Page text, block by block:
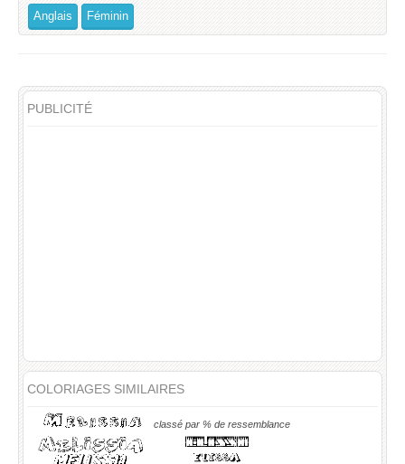
Anglais Féminin
PUBLICITÉ
COLORIAGES SIMILAIRES
classé par % de ressemblance